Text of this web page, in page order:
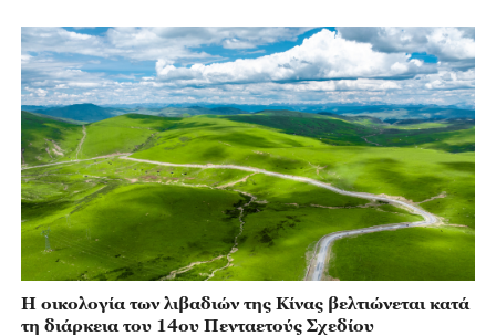
Η οικολογία των λιβαδιών της Κίνας βελτιώνεται κατά
τη διάρκεια του 14ου Πενταετούς Σχεδίου